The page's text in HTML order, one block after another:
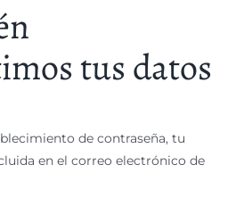
tus datos
de contraseña, tu
en el correo electrónico de